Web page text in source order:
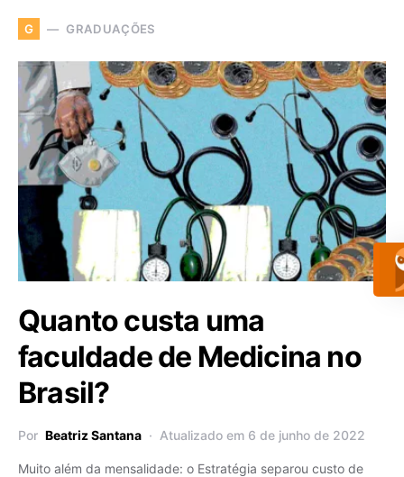
G GRADUAÇÕES
Quanto custa uma
faculdade de Medicina no
Brasil?
Por Beatriz Santana Atualizado em 6 de junho de 2022
Muito além da mensalidade: o Estratégia separou custo de